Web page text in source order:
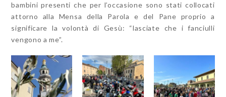
bambini presenti che per l’occasione sono stati collocati
attorno alla Mensa della Parola e del Pane proprio a
significare la volontà di Gesù: “lasciate che i fanciulli
vengono a me”.